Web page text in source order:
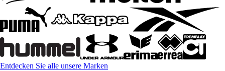
Entdecken Sie alle unsere Marken